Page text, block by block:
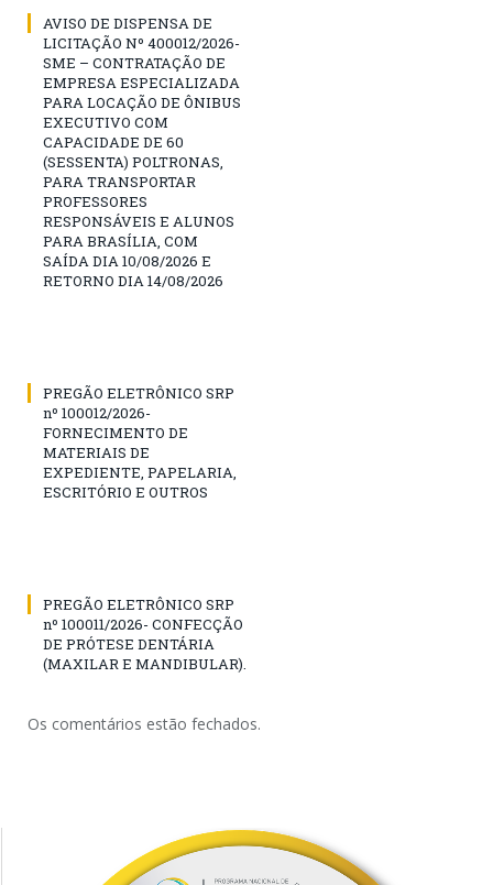
AVISO DE DISPENSA DE
LICITAÇÃO Nº 400012/2026-
SME – CONTRATAÇÃO DE
EMPRESA ESPECIALIZADA
PARA LOCAÇÃO DE ÔNIBUS
EXECUTIVO COM
CAPACIDADE DE 60
(SESSENTA) POLTRONAS,
PARA TRANSPORTAR
PROFESSORES
RESPONSÁVEIS E ALUNOS
PARA BRASÍLIA, COM
SAÍDA DIA 10/08/2026 E
RETORNO DIA 14/08/2026
PREGÃO ELETRÔNICO SRP
nº 100012/2026-
FORNECIMENTO DE
MATERIAIS DE
EXPEDIENTE, PAPELARIA,
ESCRITÓRIO E OUTROS
PREGÃO ELETRÔNICO SRP
nº 100011/2026- CONFECÇÃO
DE PRÓTESE DENTÁRIA
(MAXILAR E MANDIBULAR).
Os comentários estão fechados.